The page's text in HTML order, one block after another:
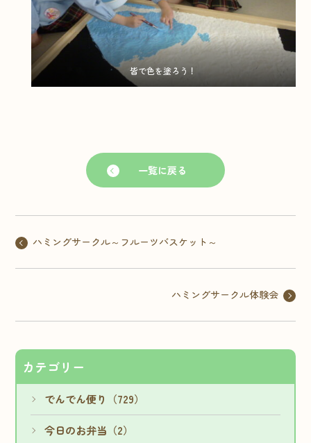
皆で色を塗ろう！
一覧に戻る
ハミングサークル～フルーツバスケット～
ハミングサークル体験会
カテゴリー
でんでん便り（729）
今日のお弁当（2）